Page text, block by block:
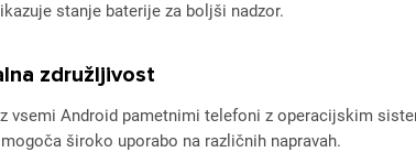
stanje baterije za boljši nadzor.
združljivost
vsemi Android pametnimi telefoni z operacijskim
široko uporabo na različnih napravah.